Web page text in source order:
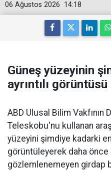
14:18
06 Ağustos 2026
Güneş yüzeyinin
ayrıntılı
ABD Ulusal Bilim Vakfının
Teleskobu'nu kullanan
yüzeyini şimdiye kadarki en
görüntüleyerek daha önce
gözlemlenemeyen girdap